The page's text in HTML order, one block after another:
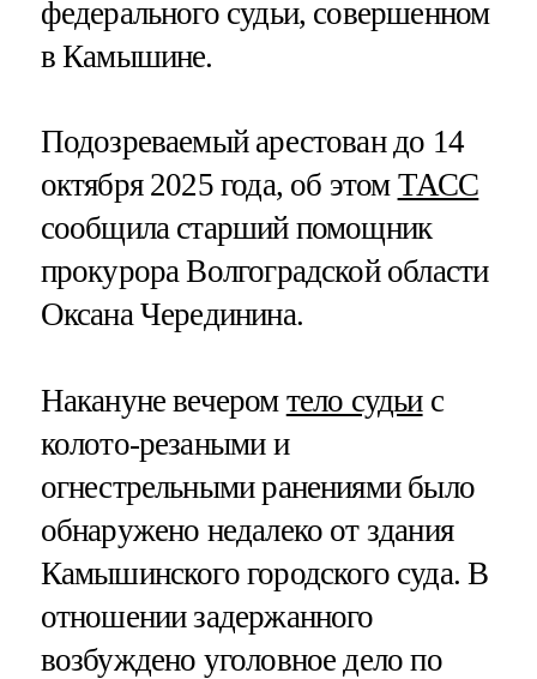
федерального судьи, совершенном
в Камышине.
Подозреваемый арестован до 14
октября 2025 года, об этом ТАСС
сообщила старший помощник
прокурора Волгоградской области
Оксана Черединина.
Накануне вечером тело судьис
колото-резаными и
огнестрельными ранениями было
обнаружено недалеко от здания
Камышинского городского суда. В
отношении задержанного
возбуждено уголовное дело по